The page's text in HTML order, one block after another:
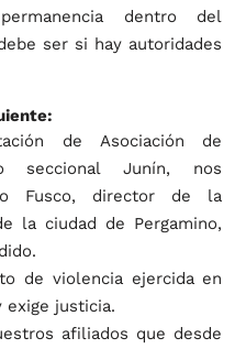
dentro del
ser si hay autoridades
de Asociación de
seccional Junín, nos
Fusco, director de la
la ciudad de Pergamino,
de violencia ejercida en
exige justicia.
afiliados que desde